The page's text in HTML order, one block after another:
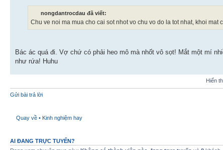
nongdantrocdau đã viết:
Chu ve noi ma mua cho cai sot nhot vo chu vo do la tot nhat, khoi
Bác ác quá đi. Vợ chứ có phải heo mô mà nhốt vô sọt! Mắt một mí
như rứa! Huhu
Hiển
Gửi bài trả lời
Quay về • Kinh nghiệm hay
AI ĐANG TRỰC TUYẾN?